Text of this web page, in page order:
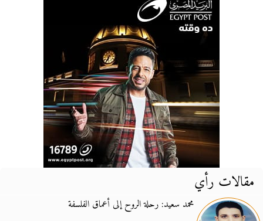
مقالات رأي
محمد سعيد: رحلة الروح إلى أعماق الفلسفة